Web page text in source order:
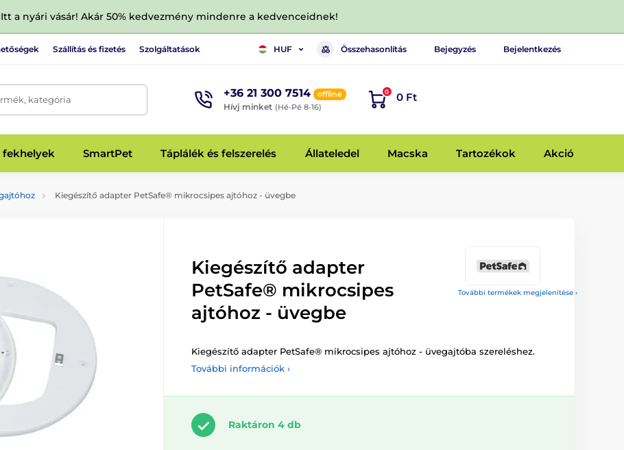
a nyári vásár! Akár 50% kedvezmény mindenre a kedvenceidnek!
Szállítás és fizetés Szolgáltatások HUF Összehasonlítás Bejegyzés Bejelentkezés
kategória +36 21 300 7514 offline
Hívj minket (Hé-Pé 8-16)
0 0 Ft
fekhelyek SmartPet Táplálék és felszerelés Állateledel Macska Tartozékok Akció
Kiegészítő adapter PetSafe® mikrocsipes ajtóhoz - üvegbe
További termékek megjelenítése ›
Kiegészítő adapter
PetSafe® mikrocsipes
ajtóhoz - üvegbe
Kiegészítő adapter PetSafe® mikrocsipes ajtóhoz - üvegajtóba szereléshez.
További információk ›
Raktáron 4 db